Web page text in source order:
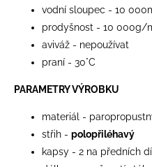
vodní sloupec - 10
prodyšnost - 10 000g/
aviváž - nepoužívat
praní - 30°C
PARAMETRY VÝROBKU
materiál -
střih - polopřiléhavý
kapsy - 2 na předních